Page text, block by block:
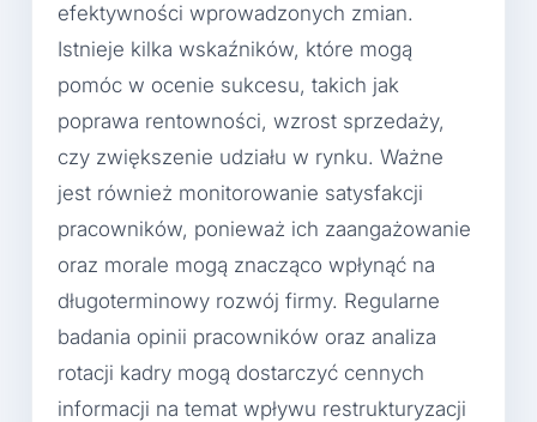
efektywności wprowadzonych zmian.
Istnieje kilka wskaźników, które mogą
pomóc w ocenie sukcesu, takich jak
poprawa rentowności, wzrost sprzedaży,
czy zwiększenie udziału w rynku. Ważne
jest również monitorowanie satysfakcji
pracowników, ponieważ ich zaangażowanie
oraz morale mogą znacząco wpłynąć na
długoterminowy rozwój firmy. Regularne
badania opinii pracowników oraz analiza
rotacji kadry mogą dostarczyć cennych
informacji na temat wpływu restrukturyzacji